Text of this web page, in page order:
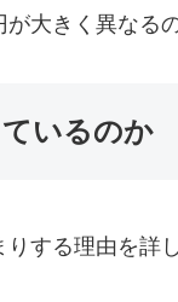
大きく異なるの
いるのか
りする理由を詳